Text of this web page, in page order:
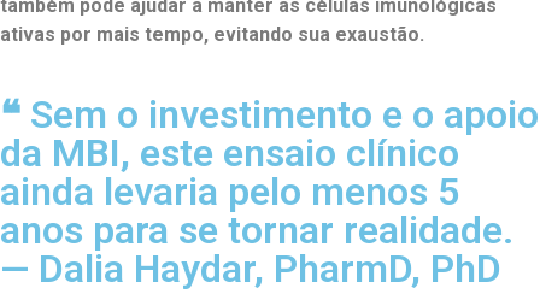
também pode ajudar a manter as células imunológicas
ativas por mais tempo, evitando sua exaustão.
❝ Sem o investimento e o apoio
da MBI, este ensaio clínico
ainda levaria pelo menos 5
anos para se tornar realidade.
— Dalia Haydar, PharmD, PhD